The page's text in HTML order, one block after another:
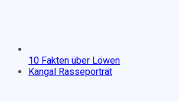
10 Fakten über Löwen
Kangal Rasseporträt